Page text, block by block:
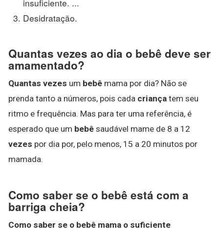
insuficiente. ...
Desidratação.
Quantas vezes ao dia o bebê deve ser
amamentado?
Quantas vezes um bebê mama por dia? Não se
prenda tanto a números, pois cada criança tem seu
ritmo e frequência. Mas para ter uma referência, é
esperado que um bebê saudável mame de 8 a 12
vezes por dia por, pelo menos, 15 a 20 minutos por
mamada.
Como saber se o bebê está com a
barriga cheia?
Como saber se o bebê mama o suficiente